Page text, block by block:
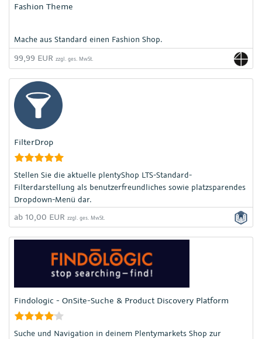
Fashion Theme
Mache aus Standard einen Fashion Shop.
99,99 EUR zzgl. ges. MwSt.
FilterDrop
Stellen Sie die aktuelle plentyShop LTS-Standard-
Filterdarstellung als benutzerfreundliches sowie platzsparendes
Dropdown-Menü dar.
ab 10,00 EUR zzgl. ges. MwSt.
Findologic - OnSite-Suche & Product Discovery Platform
Suche und Navigation in deinem Plentymarkets Shop zur